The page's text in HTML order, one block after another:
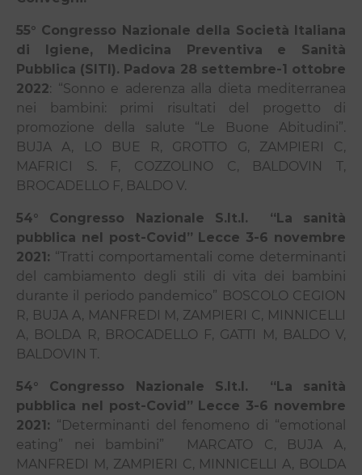
55° Congresso Nazionale della Società Italiana
di Igiene, Medicina Preventiva e Sanità
Pubblica (SITI). Padova 28 settembre-1 ottobre
2022: “Sonno e aderenza alla dieta mediterranea
nei bambini: primi risultati del progetto di
promozione della salute “Le Buone Abitudini”.
BUJA A, LO BUE R, GROTTO G, ZAMPIERI C,
MAFRICI S. F, COZZOLINO C, BALDOVIN T,
BROCADELLO F, BALDO V.
54° Congresso Nazionale S.It.I.
“La sanità
pubblica nel post-Covid” Lecce 3-6 novembre
2021: “Tratti comportamentali come determinanti
del cambiamento degli stili di vita dei bambini
durante il periodo pandemico” BOSCOLO CEGION
R, BUJA A, MANFREDI M, ZAMPIERI C, MINNICELLI
A, BOLDA R, BROCADELLO F, GATTI M, BALDO V,
BALDOVIN T.
54° Congresso Nazionale S.It.I.
“La sanità
pubblica nel post-Covid” Lecce 3-6 novembre
2021: “Determinanti del fenomeno di “emotional
eating” nei bambini”
MARCATO C, BUJA A,
MANFREDI M, ZAMPIERI C, MINNICELLI A, BOLDA